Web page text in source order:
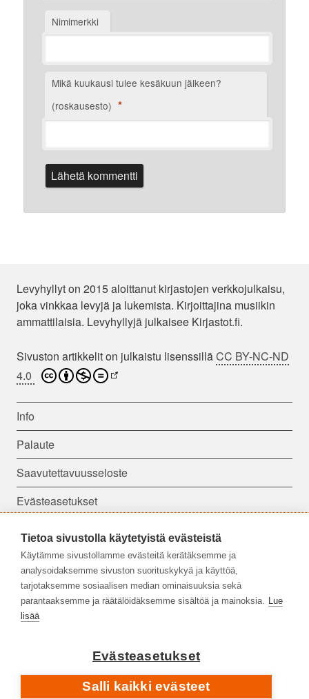
Nimimerkki
Mikä kuukausi tulee kesäkuun jälkeen?
(roskausesto) *
Levyhyllyt on 2015 aloittanut kirjastojen verkkojulkaisu,
joka vinkkaa levyjä ja lukemista. Kirjoittajina musiikin
ammattilaisia. Levyhyllyjä julkaisee Kirjastot.fi.
Sivuston artikkelit on julkaistu lisenssilläCC BY-NC-ND
4.0
Info
Palaute
Saavutettavuusseloste
Evästeasetukset
Seuraa meitä:
Tietoa sivustolla käytetyistä evästeistä
Käytämme sivustollamme evästeitä kerätäksemme ja
analysoidaksemme sivuston suorituskykyä ja käyttöä,
tarjotaksemme sosiaalisen median ominaisuuksia sekä
parantaaksemme ja räätälöidäksemme sisältöä ja mainoksia. Lue
lisää
Evästeasetukset
Salli kaikki evästeet